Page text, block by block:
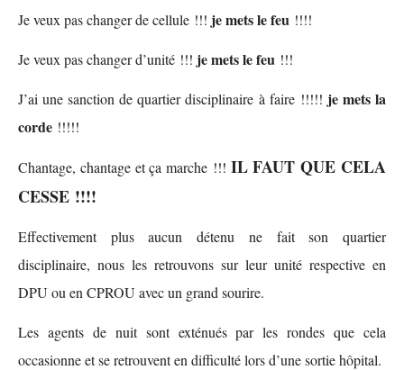
Je veux pas changer de cellule !!! je mets le feu !!!!
Je veux pas changer d’unité !!! je mets le feu !!!
J’ai une sanction de quartier disciplinaire à faire !!!!! je mets la
corde !!!!!
Chantage, chantage et ça marche !!! IL FAUT QUE CELA
CESSE !!!!
Effectivement plus aucun détenu ne fait son quartier
disciplinaire, nous les retrouvons sur leur unité respective en
DPU ou en CPROU avec un grand sourire.
Les agents de nuit sont exténués par les rondes que cela
occasionne et se retrouvent en difficulté lors d’une sortie hôpital.